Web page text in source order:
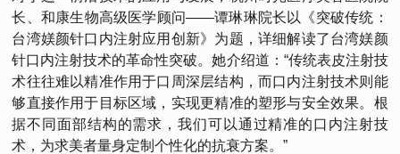
长、和康生物高级医学顾问——谭琳琳院长以《突破传统：
台湾媄颜针口内注射应用创新》为题，详细解读了台湾媄颜
针口内注射技术的革命性突破。她介绍道：“传统表皮注射技
术往往难以精准作用于口周深层结构，而口内注射技术则能
够直接作用于目标区域，实现更精准的塑形与安全效果。根
据不同面部结构的需求，我们可以通过精准的口内注射技
术，为求美者量身定制个性化的抗衰方案。”